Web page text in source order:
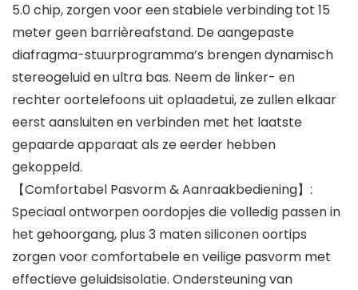
5.0 chip, zorgen voor een stabiele verbinding tot 15
meter geen barrièreafstand. De aangepaste
diafragma-stuurprogramma’s brengen dynamisch
stereogeluid en ultra bas. Neem de linker- en
rechter oortelefoons uit oplaadetui, ze zullen elkaar
eerst aansluiten en verbinden met het laatste
gepaarde apparaat als ze eerder hebben
gekoppeld.
【Comfortabel Pasvorm & Aanraakbediening】:
Speciaal ontworpen oordopjes die volledig passen in
het gehoorgang, plus 3 maten siliconen oortips
zorgen voor comfortabele en veilige pasvorm met
effectieve geluidsisolatie. Ondersteuning van